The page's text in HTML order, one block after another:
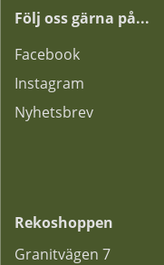
Följ oss gärna på...
Facebook
Instagram
Nyhetsbrev
Rekoshoppen
Granitvägen 7